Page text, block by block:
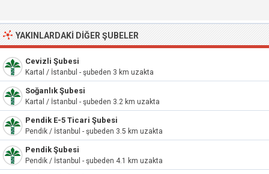
YAKINLARDAKI DIĞER ŞUBELER
Cevizli Şubesi
Kartal / İstanbul - şubeden 3 km uzakta
Soğanlık Şubesi
Kartal / İstanbul - şubeden 3.2 km uzakta
Pendik E-5 Ticari Şubesi
Pendik / İstanbul - şubeden 3.5 km uzakta
Pendik Şubesi
Pendik / İstanbul - şubeden 4.1 km uzakta